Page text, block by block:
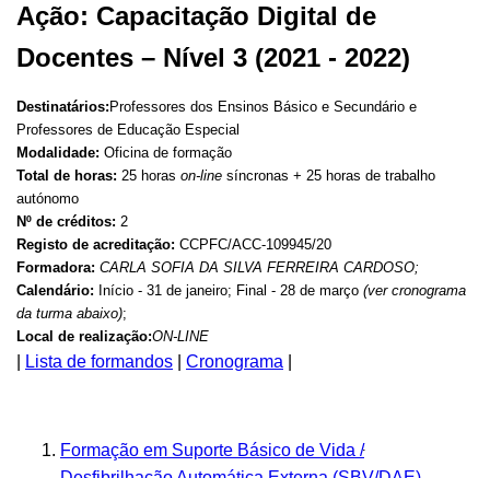
.
Ação: Capacitação Digital de
Docentes – Nível 3 (2021 - 2022)
Destinatários: Professores dos Ensinos Básico e Secundário e
Professores de Educação Especial
Modalidade: Oficina de formação
Total de horas: 25 horas on-line síncronas + 25 horas de trabalho
autónomo
Nº de créditos: 2
Registo de acreditação: CCPFC/ACC-109945/20
Formadora: CARLA SOFIA DA SILVA FERREIRA CARDOSO;
Calendário: Início - 31 de janeiro; Final - 28 de março (ver cronograma
da turma abaixo);
Local de realização:ON-LINE
Lista de formandos Cronograma
Formação em Suporte Básico de Vida /